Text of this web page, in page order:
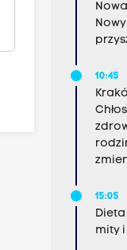
10:45
15:05
mity